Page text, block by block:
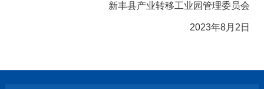
新丰县产业转移工业园管理委员会
2023年8月2日